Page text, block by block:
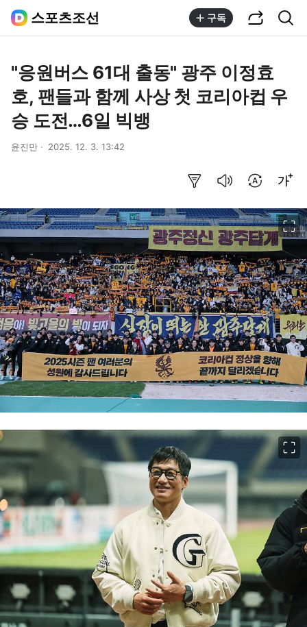
스포츠조선 구독
"응원버스 61대 출동" 광주 이정효
호, 팬들과 함께 사상 첫 코리아컵 우
승 도전…6일 빅뱅
윤진만 2025. 12. 3. 13:42